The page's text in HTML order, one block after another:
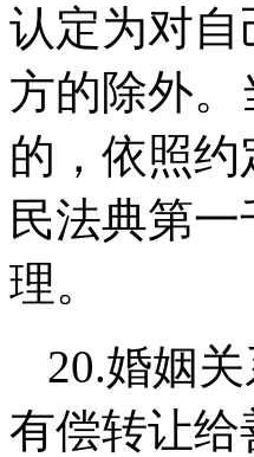
认定为对
方的除外
的，依照
民法典第
理。
20.婚姻
有偿转让给